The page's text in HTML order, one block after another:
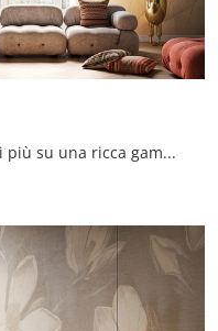
Clicca e scopri di più su una ricca gamma di Carta da parati vinilica moderna: il modello Dharma di Instabilelab ti attende!